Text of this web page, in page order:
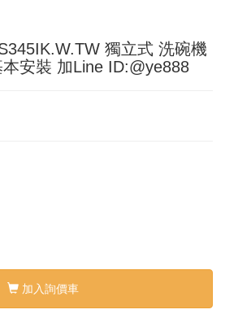
獨立式 洗碗機
安裝 加Line ID:@ye888
加入詢價車